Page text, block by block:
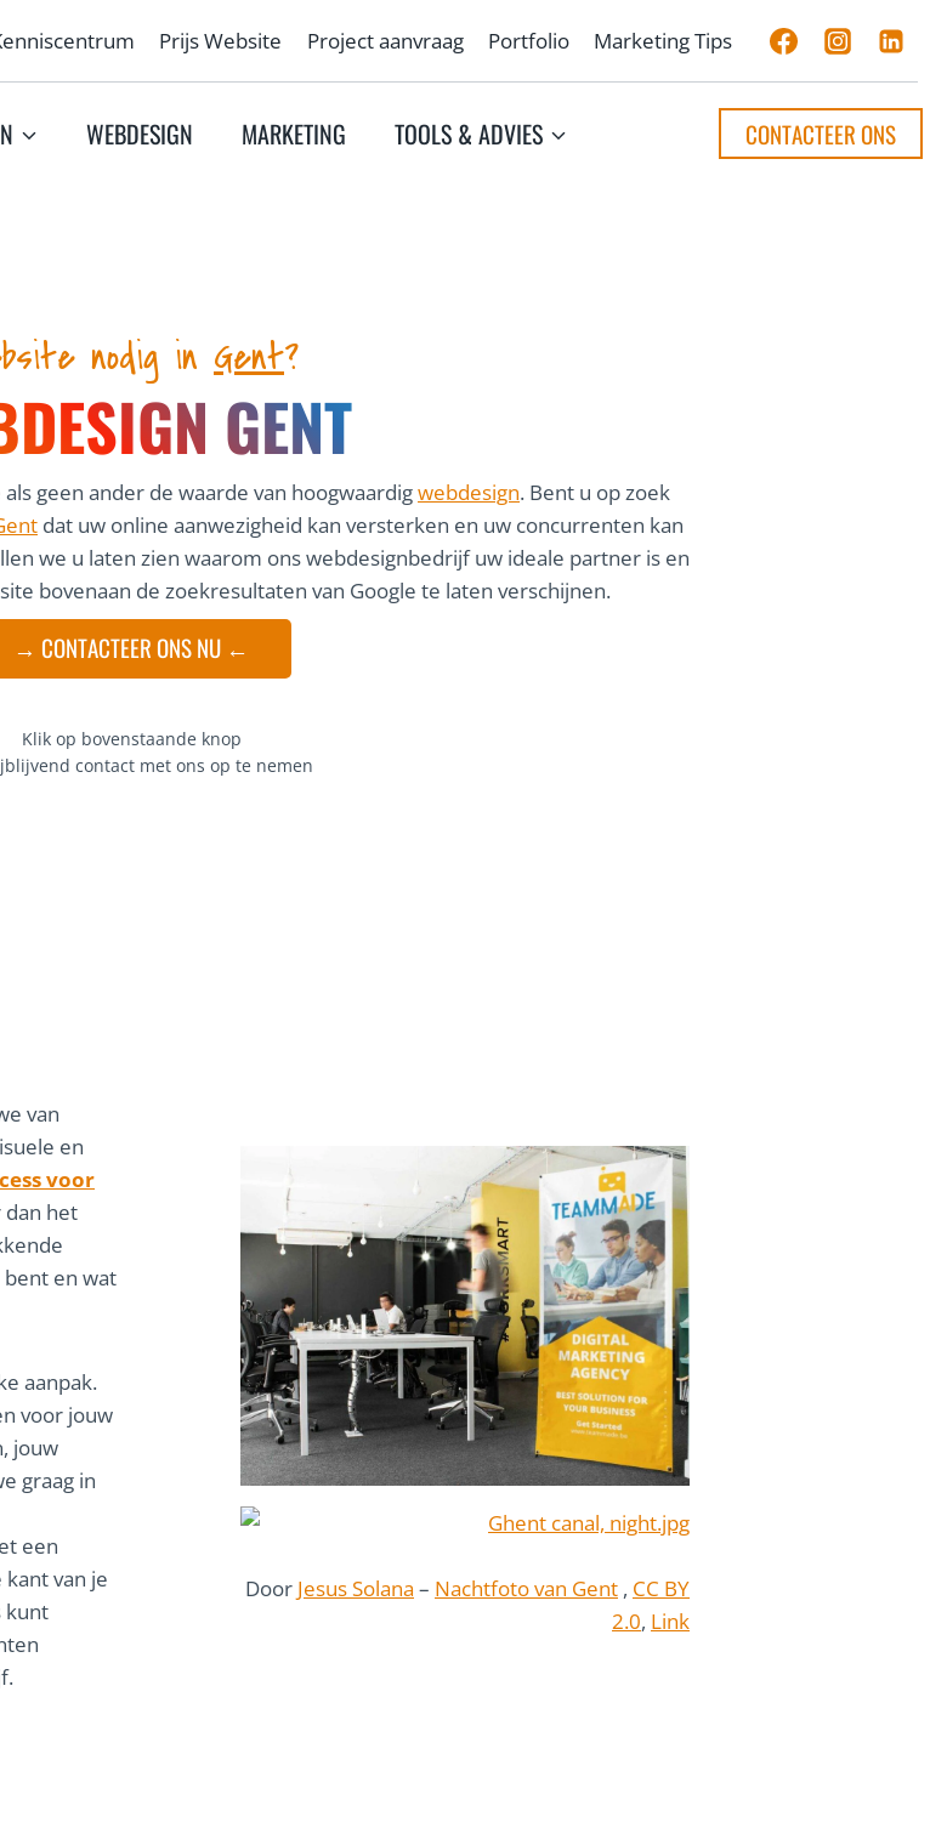
Prijs Website Project aanvraag Portfolio Marketing Tips
WEBDESIGN MARKETING TOOLS & ADVIES CONTACTEER ONS
nodig in Gent?
GENT
geen ander de waarde van hoogwaardigwebdesign. Bent u op zoek
dat uw online aanwezigheid kan versterken en uw concurrenten kan
we u laten zien waarom ons webdesignbedrijf uw ideale partner is en
bovenaan de zoekresultaten van Google te laten verschijnen.
→ CONTACTEER ONS NU ←
Klik op bovenstaande knop
contact met ons op te nemen
van
en
voor
dan het
en wat
aanpak.
voor jouw
jouw
graag in
een
van je
kunt
Door Jesus Solana – Nachtfoto van Gent , CC BY
2.0, Link